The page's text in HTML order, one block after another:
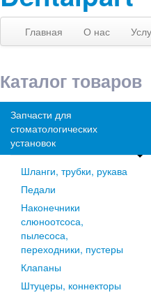
Главная О нас
Каталог товаров
Запчасти для
стоматологических
установок
Шланги, трубки, рукава
Педали
Наконечники
слюноотсоса,
пылесоса,
переходники, пустеры
Клапаны
Штуцеры, коннекторы